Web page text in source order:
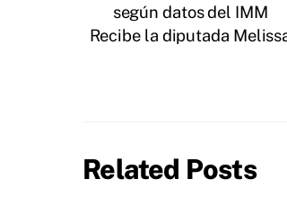
según datos del IMM
Recibe la diputada
Related Posts